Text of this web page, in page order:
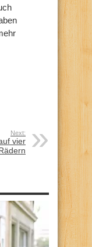
Next:
vier